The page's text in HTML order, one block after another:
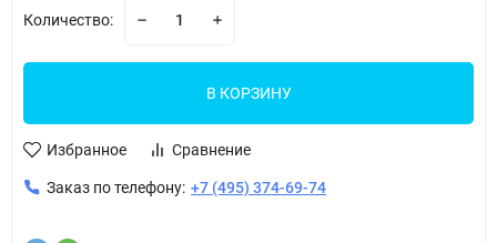
Количество:
В КОРЗИНУ
Избранное Сравнение
Заказ по телефону: +7 (495) 374-69-74